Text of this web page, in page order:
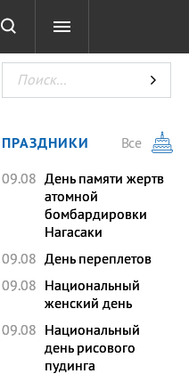
ТЕСТЫ
ПРАЗДНИКИ
Все
09.08 День памяти жертв
атомной
бомбардировки
Нагасаки
09.08 День переплетов
09.08 Национальный
женский день
09.08 Национальный
день рисового
пудинга